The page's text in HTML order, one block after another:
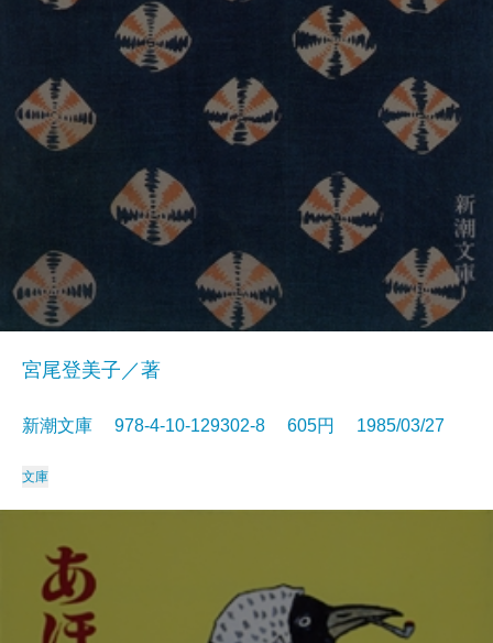
宮尾登美子／著
新潮文庫 978-4-10-129302-8 605円 1985/03/27
文庫